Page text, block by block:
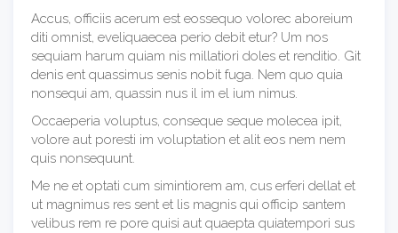
Accus, officiis acerum est eossequo volorec aboreium
diti omnist, eveliquaecea perio debit etur? Um nos
sequiam harum quiam nis millatiori doles et renditio. Git
denis ent quassimus senis nobit fuga. Nem quo quia
nonsequi am, quassin nus il im el ium nimus.
Occaeperia voluptus, conseque seque molecea ipit,
volore aut poresti im voluptation et alit eos nem nem
quis nonsequunt.
Me ne et optati cum simintiorem am, cus erferi dellat et
ut magnimus res sent et lis magnis qui officip santem
velibus rem re pore quisi aut quaepta quiatempori sus